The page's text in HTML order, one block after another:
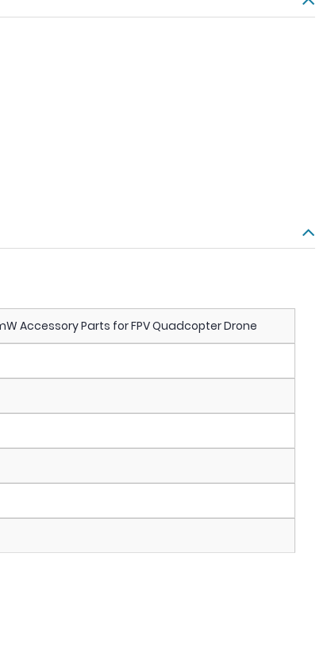
Accessory Parts for FPV Quadcopter Drone